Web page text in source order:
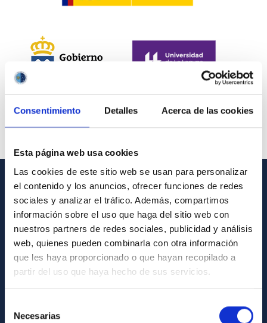
Consentimiento Detalles Acerca de las cookies
Esta página web usa cookies
Las cookies de este sitio web se usan para personalizar
el contenido y los anuncios, ofrecer funciones de redes
sociales y analizar el tráfico. Además, compartimos
información sobre el uso que haga del sitio web con
nuestros partners de redes sociales, publicidad y análisis
web, quienes pueden combinarla con otra información
que les haya proporcionado o que hayan recopilado a
partir del uso que haya hecho de sus servicios.
Necesarias
INFORMACIÓN GENERAL
Contacto
Cómo llegar al IAC
Directorio de personal
Biblioteca